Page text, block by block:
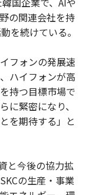
の関連会社を持
を続けている。
フォンの発展速
ハイフォンが高
持つ目標市場で
に緊密になり、
を期待する」と
と今後の協力拡
の生産・事業